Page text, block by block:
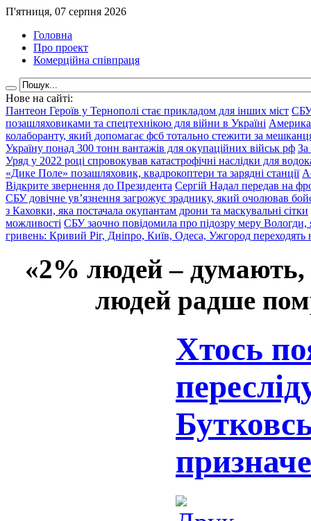
П'ятниця, 07 серпня 2026
Головна
Про проект
Комерційна співпраця
Нове на сайті:
Пантеон Героїв у Тернополі стає прикладом для інших міст СБУ
позашляховиками та спецтехнікою для війни в Україні
колаборанту, який допомагає фсб тотально стежити за
Україну понад 300 тонн вантажів для окупаційних військ рф За
Уряд у 2022 році спровокував катастрофічні наслідки для
«Дике Поле» позашляховик, квадрокоптери та зарядні станції
Відкрите звернення до Президента Сергій Надал передав на
СБУ довічне ув’язнення загрожує зраднику, який очолював
з Каховки, яка постачала окупантам дрони та маскувальні сітки
можливості СБУ заочно повідомила про підозру меру Вологди,
гривень: Кривий Ріг, Дніпро, Київ, Одеса, Ужгород переходять
«2% людей –
людей радше
Хтось